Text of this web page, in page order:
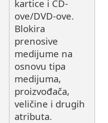
kartice i CD-
ove/DVD-ove.
Blokira
prenosive
medijume na
osnovu tipa
medijuma,
proizvođača,
veličine i drugih
atributa.